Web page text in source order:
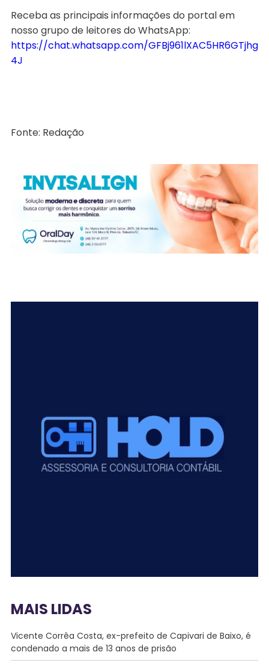
Receba as principais informações do portal em
nosso grupo de leitores do WhatsApp:
https://chat.whatsapp.com/GFBj961lXAC5HR6GTjhg
4J
Fonte: Redação
MAIS LIDAS
Vicente Corrêa Costa, ex-prefeito de Capivari de Baixo, é
condenado a mais de 13 anos de prisão